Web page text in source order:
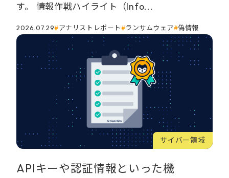
す。 情報作戦ハイライト（Info...
2026.07.29 アナリストレポート ランサムウェア 偽情報
サイバー領域
APIキーや認証情報といった機